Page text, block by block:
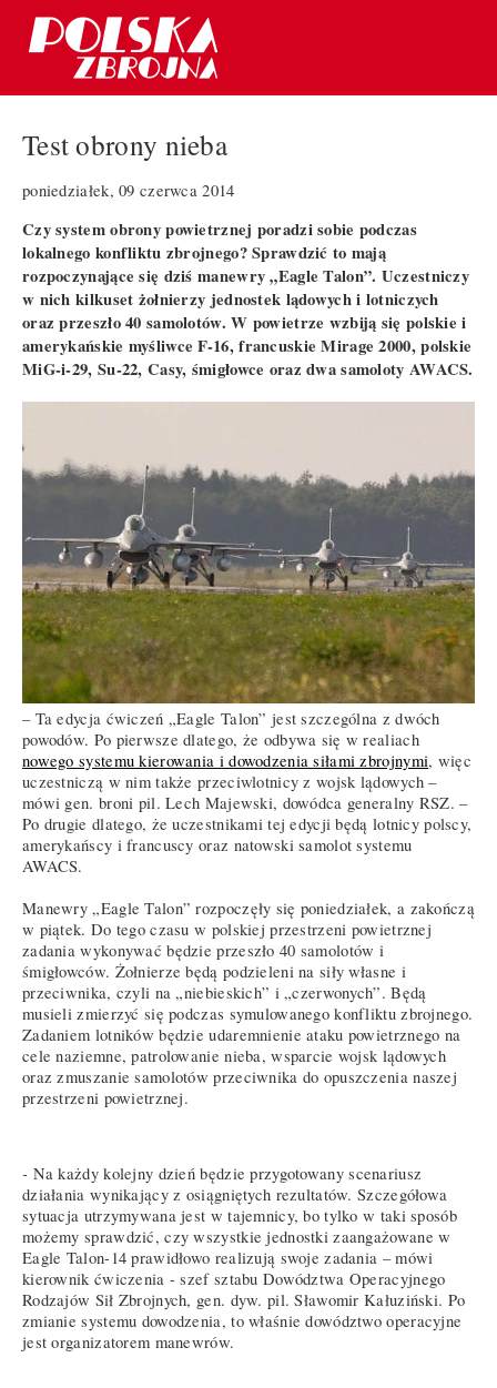
Test obrony nieba
poniedziałek, 09 czerwca 2014
Czy system obrony powietrznej poradzi sobie podczas
lokalnego konfliktu zbrojnego? Sprawdzić to mają
rozpoczynające się dziś manewry „Eagle Talon”. Uczestniczy
w nich kilkuset żołnierzy jednostek lądowych i lotniczych
oraz przeszło 40 samolotów. W powietrze wzbiją się polskie i
amerykańskie myśliwce F-16, francuskie Mirage 2000, polskie
MiG-i-29, Su-22, Casy, śmigłowce oraz dwa samoloty AWACS.
– Ta edycja ćwiczeń „Eagle Talon” jest szczególna z dwóch
powodów. Po pierwsze dlatego, że odbywa się w realiach
nowego systemu kierowania i dowodzenia siłami zbrojnymi, więc
uczestniczą w nim także przeciwlotnicy z wojsk lądowych –
mówi gen. broni pil. Lech Majewski, dowódca generalny RSZ. –
Po drugie dlatego, że uczestnikami tej edycji będą lotnicy polscy,
amerykańscy i francuscy oraz natowski samolot systemu
AWACS.
Manewry „Eagle Talon” rozpoczęły się poniedziałek, a zakończą
w piątek. Do tego czasu w polskiej przestrzeni powietrznej
zadania wykonywać będzie przeszło 40 samolotów i
śmigłowców. Żołnierze będą podzieleni na siły własne i
przeciwnika, czyli na „niebieskich” i „czerwonych”. Będą
musieli zmierzyć się podczas symulowanego konfliktu zbrojnego.
Zadaniem lotników będzie udaremnienie ataku powietrznego na
cele naziemne, patrolowanie nieba, wsparcie wojsk lądowych
oraz zmuszanie samolotów przeciwnika do opuszczenia naszej
przestrzeni powietrznej.
- Na każdy kolejny dzień będzie przygotowany scenariusz
działania wynikający z osiągniętych rezultatów. Szczegółowa
sytuacja utrzymywana jest w tajemnicy, bo tylko w taki sposób
możemy sprawdzić, czy wszystkie jednostki zaangażowane w
Eagle Talon-14 prawidłowo realizują swoje zadania – mówi
kierownik ćwiczenia - szef sztabu Dowództwa Operacyjnego
Rodzajów Sił Zbrojnych, gen. dyw. pil. Sławomir Kałuziński. Po
zmianie systemu dowodzenia, to właśnie dowództwo operacyjne
jest organizatorem manewrów.